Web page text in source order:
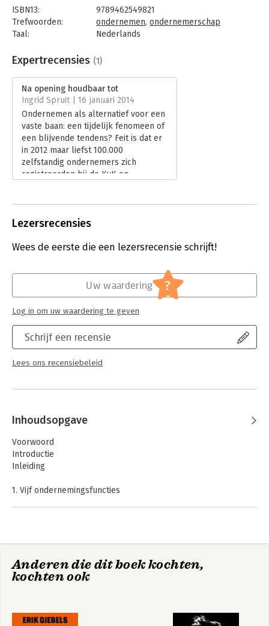
maar loopt daarbij tegen grenzen aan. Begrijpelijk en eigenlijk
heel gewoon. Lees wat u kunt en moet doen bij alle
veranderingen in de wereld van de ondernemer.
ISBN13:
9789462549821
Trefwoorden:
ondernemen, ondernemerschap
Taal:
Nederlands
Aantal pagina's:
110
Druk:
Verschijningsdatum:
6-12-2013
Hoofdrubriek: Algemeen management
Expertrecensies (1)
Na opening houdbaar tot
Ingrid Spruit | 16 januari 2014
Ondernemen als alternatief voor een
vaste baan: een tijdelijk fenomeen of
een blijvende tendens? Feit is dat er
in 2012 maar liefst 100.000
zelfstandig ondernemers zich
registreerden bij de KvK en
drie jaar alweer van het toneel
houdbaar tot' schetst Jacques-
ondernemer kunt meebewegen met
de veranderingen in de wereld om je
heen.
Lees verder
Lezersrecensies
Wees de eerste die een lezersrecensie schrijft!
Schrijf een recensie
Lees ons recensiebeleid
Uw waardering ?
Log in om uw waardering te geven
Inhoudsopgave
Voorwoord
Introductie
Inleiding
1. Vijf ondernemingsfuncties
-Profiel 3: Verkopen
-Profiel 4: Inspireren
5. Enkele conclusies
6. Eerder onderzoek
Anderen die dit boek kochten,
kochten ook